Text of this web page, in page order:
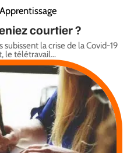
Apprentissage
courtier ?
la crise de la Covid-19
le télétravail…